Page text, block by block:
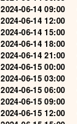
2024-06-14 09:00
2024-06-14 12:00
2024-06-14 15:00
2024-06-14 18:00
2024-06-14 21:00
2024-06-15 00:00
2024-06-15 03:00
2024-06-15 06:00
2024-06-15 09:00
2024-06-15 12:00